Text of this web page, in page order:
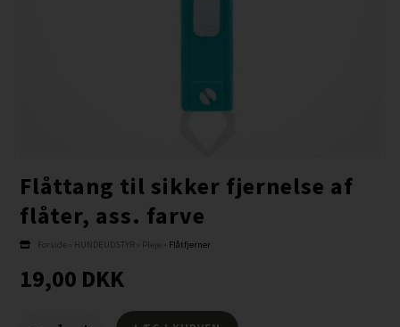
Flåttang til sikker fjernelse af
flåter, ass. farve
Forside HUNDEUDSTYR Pleje Flåtfjerner
19,00 DKK